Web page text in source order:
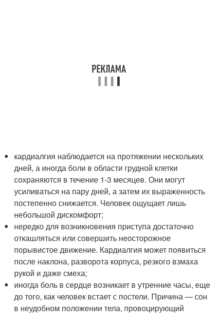
кардиалгия наблюдается на протяжении нескольких
дней, а иногда боли в области грудной клетки
сохраняются в течение 1-3 месяцев. Они могут
усиливаться на пару дней, а затем их выраженность
постепенно снижается. Человек ощущает лишь
небольшой дискомфорт;
нередко для возникновения приступа достаточно
откашляться или совершить неосторожное
порывистое движение. Кардиалгия может появиться
после наклона, разворота корпуса, резкого взмаха
рукой и даже смеха;
иногда боль в сердце возникает в утренние часы, еще
до того, как человек встает с постели. Причина — сон
в неудобном положении тела, провоцирующий